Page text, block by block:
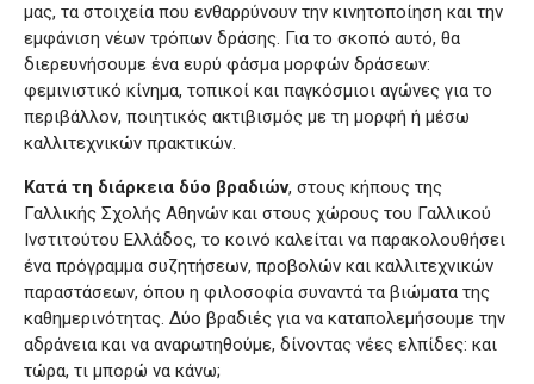
μας, τα στοιχεία που ενθαρρύνουν την κινητοποίηση και την
εμφάνιση νέων τρόπων δράσης. Για το σκοπό αυτό, θα
διερευνήσουμε ένα ευρύ φάσμα μορφών δράσεων:
φεμινιστικό κίνημα, τοπικοί και παγκόσμιοι αγώνες για το
περιβάλλον, ποιητικός ακτιβισμός με τη μορφή ή μέσω
καλλιτεχνικών πρακτικών.
Κατά τη διάρκεια δύο βραδιών, στους κήπους της
Γαλλικής Σχολής Αθηνών και στους χώρους του Γαλλικού
Ινστιτούτου Ελλάδος, το κοινό καλείται να παρακολουθήσει
ένα πρόγραμμα συζητήσεων, προβολών και καλλιτεχνικών
παραστάσεων, όπου η φιλοσοφία συναντά τα βιώματα της
καθημερινότητας. Δύο βραδιές για να καταπολεμήσουμε την
αδράνεια και να αναρωτηθούμε, δίνοντας νέες ελπίδες: και
τώρα, τι μπορώ να κάνω;